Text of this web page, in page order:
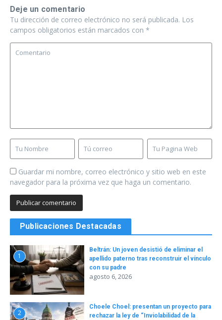
Deje un comentario
Tu dirección de correo electrónico no será publicada. Los
campos obligatorios están marcados con *
Guardar mi nombre, correo electrónico y sitio web en este
navegador para la próxima vez que haga un comentario.
Publicaciones Destacadas
1
Beltrán: Un joven desistió de eliminar el
apellido paterno tras reconstruir el vínculo
con su padre
agosto 6, 2026
2
Choele Choel: presentan un proyecto para
rechazar la ley de “Inviolabilidad de la